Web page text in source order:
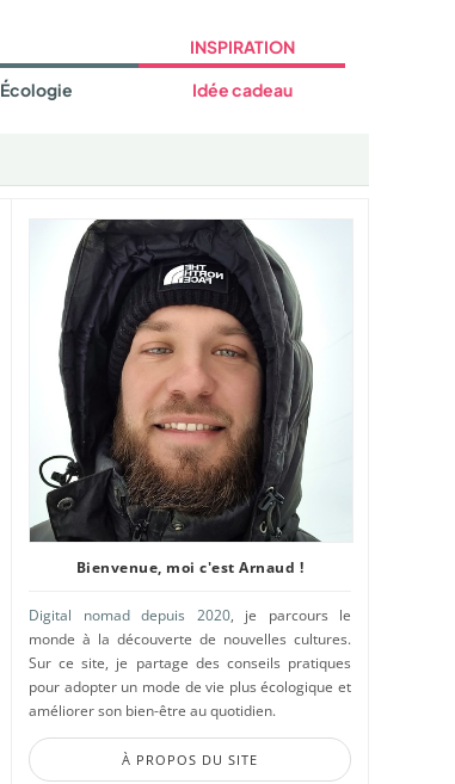
Écologie
INSPIRATION
Idée cadeau
Bienvenue, moi c'est Arnaud !
Digital nomad depuis 2020, je parcours le
monde à la découverte de nouvelles cultures.
Sur ce site, je partage des conseils pratiques
pour adopter un mode de vie plus écologique et
améliorer son bien-être au quotidien.
À PROPOS DU SITE